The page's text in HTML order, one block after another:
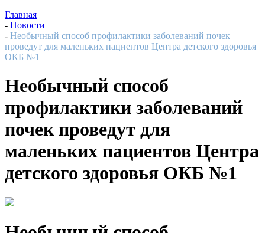
Главная
- Новости
- Необычный способ профилактики заболеваний почек
проведут для маленьких пациентов Центра детского здоровья
ОКБ №1
Необычный способ
профилактики заболеваний
почек проведут для
маленьких пациентов Центра
детского здоровья ОКБ №1